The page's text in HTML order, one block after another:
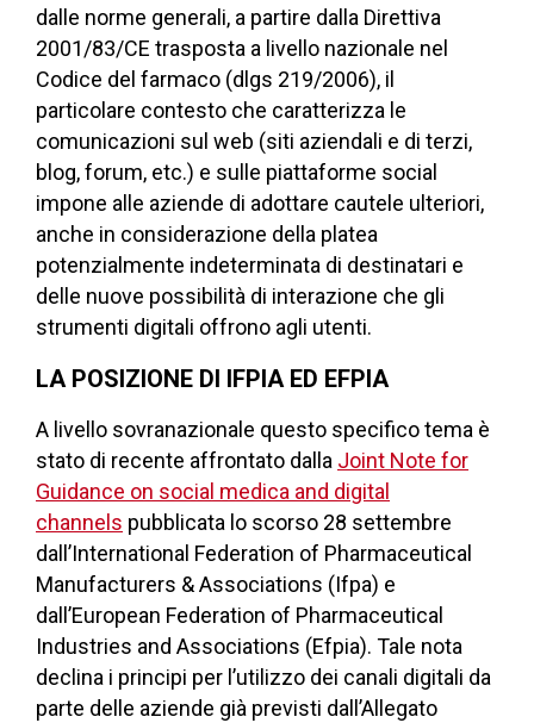
dalle norme generali, a partire dalla Direttiva
2001/83/CE trasposta a livello nazionale nel
Codice del farmaco (dlgs 219/2006), il
particolare contesto che caratterizza le
comunicazioni sul web (siti aziendali e di terzi,
blog, forum, etc.) e sulle piattaforme social
impone alle aziende di adottare cautele ulteriori,
anche in considerazione della platea
potenzialmente indeterminata di destinatari e
delle nuove possibilità di interazione che gli
strumenti digitali offrono agli utenti.
LA POSIZIONE DI IFPIA ED EFPIA
A livello sovranazionale questo specifico tema è
stato di recente affrontato dalla Joint Note for
Guidance on social medica and digital
channels pubblicata lo scorso 28 settembre
dall’International Federation of Pharmaceutical
Manufacturers & Associations (Ifpa) e
dall’European Federation of Pharmaceutical
Industries and Associations (Efpia). Tale nota
declina i principi per l’utilizzo dei canali digitali da
parte delle aziende già previsti dall’Allegato